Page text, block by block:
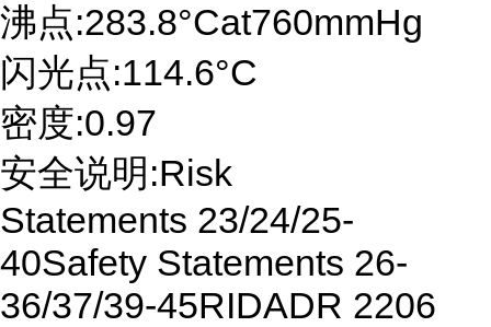
沸点:283.8°Cat760mmHg
闪光点:114.6°C
密度:0.97
安全说明:Risk
Statements 23/24/25-
40Safety Statements 26-
36/37/39-45RIDADR 2206